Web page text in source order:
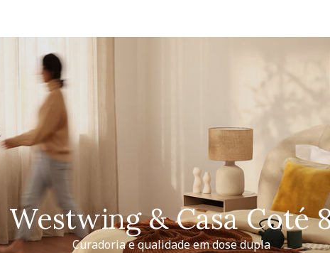
Westwing & Casa Coté
Curadoria e qualidade em dose dupla